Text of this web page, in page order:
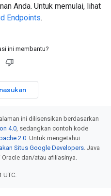
Anda. Untuk memulai, lihat
Endpoints.
ini membantu?
ini dilisensikan berdasarkan
4.0, sedangkan contoh kode
2.0. Untuk mengetahui
Situs Google Developers. Java
dan/atau afiliasinya.
UTC.